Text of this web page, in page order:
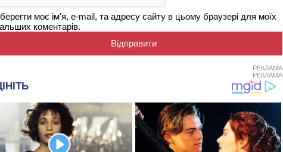
моє ім'я, e-mail, та адресу сайту в цьому браузері для моїх
коментарів.
РЕКЛАМА
РЕКЛАМА